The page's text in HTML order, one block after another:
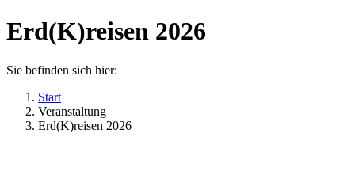
Erd(K)reisen 2026
Sie befinden sich hier:
Start
Veranstaltung
Erd(K)reisen 2026